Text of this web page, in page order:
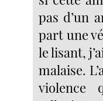
pas d’un
part une
le lisant,
malaise.
violence